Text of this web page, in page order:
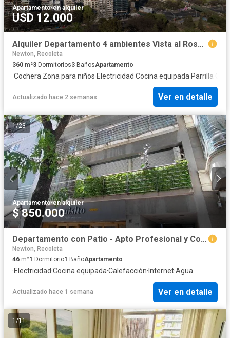
Apartamento·en alquiler
USD 12.000
Alquiler Departamento 4 ambientes Vista al Rosedal - Torre L´Avenue Libertador - Palermo
Newton, Recoleta
360 m²3 Dormitorios3 BañosApartamento
·Cochera·Zona para niños·Electricidad·Cocina equipada·Parrilla·
Actualizado hace 2 semanas Ver en detalle
1/23
Apartamento·en alquiler
$ 850.000
Departamento con Patio - Apto Profesional y Comercial - Luminosa y Moderna - Bajas Expensas
Newton, Recoleta
46 m²1 Dormitorio1 BañoApartamento
·Electricidad·Cocina equipada·Calefacción· Internet·Agua
Actualizado hace 1 semana Ver en detalle
1 /11